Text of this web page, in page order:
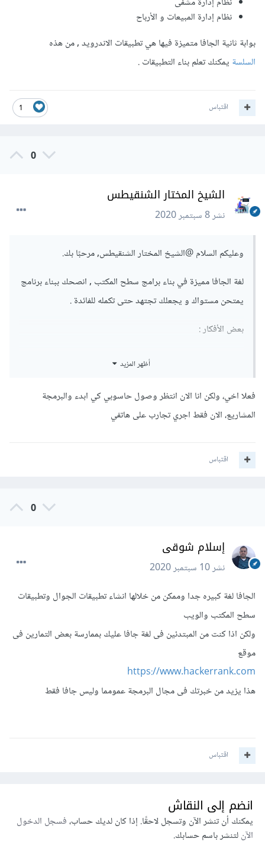
نظام إدارة المبيعات و الأرباح
بوابة ثانية الجافا متميزة فيها هي تطبيقات الاندرويد , من هذه
السلسةيمكنك تعلم بناء التطبيقات .
1 اقتباس
0
الشيخ المختار الشنقيطس
نشر8 سبتمبر 2020
وعليكم السلام@الشيخ المختار الشنقيطس, مرحبًا بك.
لغة الجافا مميزة في بناء برامج سطح المكتب , انصحك ببناء برنامج
يمتحن مستواك و يجعلك تجتهد حتى تكمله للفائدة .
بعض الأفكار :
برنامج نظام إدارة مكتبة كُتب
بوابة ثانية الجافا متميزة فيها هي تطبيقات الاندرويد , من هذه
أظهر المزيد
فعلا اخي، ولكن انا الان انتظر وصول حاسوبي كي ابدء والبرمجة
المشاريع، الان فقط اجري تجارب على هاتفي
اقتباس
0
إسلام شوقى
نشر10 سبتمبر 2020
الجافا لغة كبيره جدا وممكن من خلالها انشاء تطبيقات الجوال وتطبيقات
سطح المكتب والويب
ولكن اذا كنت من المبتدئين فى لغة جافا عليك بممارسة بعض التمارين فى
موقع
https://www.hackerrank.com
هذا يزيد من خبرتك فى مجال البرمجة عمومما وليس جافا فقط
اقتباس
انضم إلى النقاش
يمكنك أن تنشر الآن وتسجل لاحقًا. إذا كان لديك حساب،فسجل الدخول
الآنلتنشر باسم حسابك.